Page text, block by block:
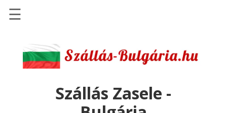
Szállások
Repülőjegy
☰
Szállás Zasele -